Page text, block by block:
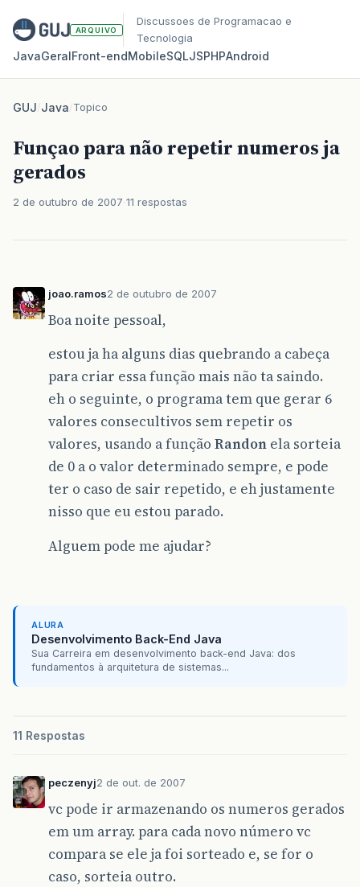
ARQUIVO
Discussoes de Programacao e
Tecnologia
JavaGeralFront‑endMobileSQLJSPHPAndroid
GUJ/Java/Topico
Funçao para não repetir numeros ja
gerados
2 de outubro de 2007 11 respostas
joao.ramos2 de outubro de 2007
Boa noite pessoal,
estou ja ha alguns dias quebrando a cabeça
para criar essa função mais não ta saindo.
eh o seguinte, o programa tem que gerar 6
valores consecultivos sem repetir os
valores, usando a função Randon ela sorteia
de 0 a o valor determinado sempre, e pode
ter o caso de sair repetido, e eh justamente
nisso que eu estou parado.
Alguem pode me ajudar?
ALURA
Desenvolvimento Back-End Java
Sua Carreira em desenvolvimento back-end Java: dos
fundamentos à arquitetura de sistemas...
11 Respostas
peczenyj2 de out. de 2007
vc pode ir armazenando os numeros gerados
em um array. para cada novo número vc
compara se ele ja foi sorteado e, se for o
caso, sorteia outro.